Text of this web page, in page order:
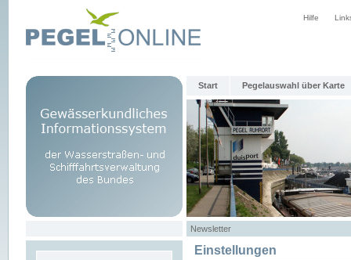
Hilfe
Start Pegelauswahl über Karte
Newsletter
Einstellungen